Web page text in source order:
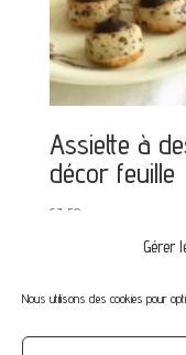
Gérer
Nous utilisons des cookies pour
Assiette à
décor feuille
€3,50